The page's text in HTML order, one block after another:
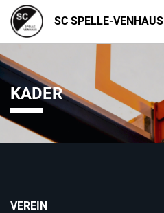
SC SPELLE-VENHAUS
KADER
VEREIN